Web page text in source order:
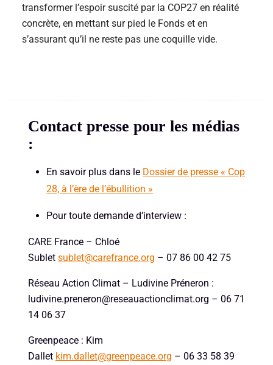
transformer l’espoir suscité par la COP27 en réalité
concrète, en mettant sur pied le Fonds et en
s’assurant qu’il ne reste pas une coquille vide.
Contact presse pour les médias
:
En savoir plus dans le Dossier de presse « Cop
28, à l’ère de l’ébullition »
Pour toute demande d’interview :
CARE France – Chloé
Sublet sublet@carefrance.org – 07 86 00 42 75
Réseau Action Climat – Ludivine Préneron :
ludivine.preneron@reseauactionclimat.org – 06 71
14 06 37
Greenpeace : Kim
Dallet kim.dallet@greenpeace.org – 06 33 58 39